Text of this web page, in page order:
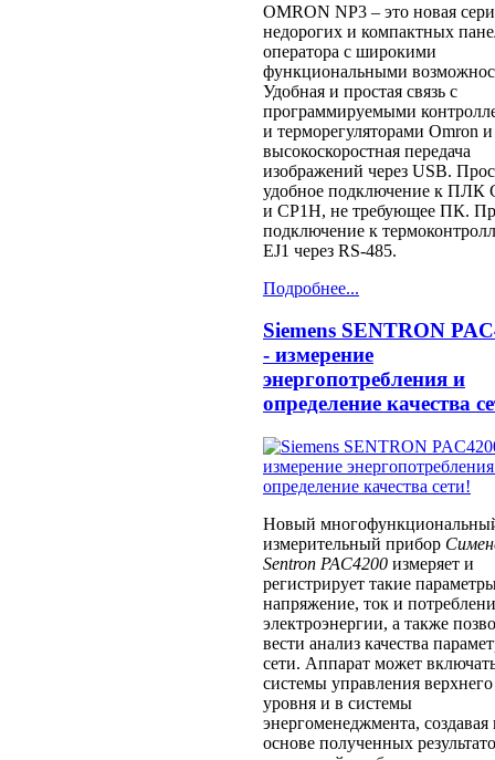
OMRON NP3 – это новая
недорогих и компактных
оператора с широкими
функциональными
Удобная и простая связь с
программируемыми
и терморегуляторами Omron и
высокоскоростная передача
изображений через USB.
удобное подключение к ПЛК
и CP1H, не требующее ПК.
подключение к
EJ1 через RS-485.
Подробнее...
Siemens SENTRON
- измерение
энергопотребления и
определение качества
Новый
измерительный прибор
Sentron PAC4200 измеряет и
регистрирует такие
напряжение, ток и
электроэнергии, а также
вести анализ качества
сети. Аппарат может
системы управления верхнего
уровня и в системы
энергоменеджмента, создавая
основе полученных